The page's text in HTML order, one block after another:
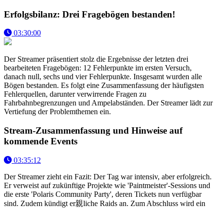
Erfolgsbilanz: Drei Fragebögen bestanden!
03:30:00
Der Streamer präsentiert stolz die Ergebnisse der letzten drei
bearbeiteten Fragebögen: 12 Fehlerpunkte im ersten Versuch,
danach null, sechs und vier Fehlerpunkte. Insgesamt wurden alle
Bögen bestanden. Es folgt eine Zusammenfassung der häufigsten
Fehlerquellen, darunter verwirrende Fragen zu
Fahrbahnbegrenzungen und Ampelabständen. Der Streamer lädt zur
Vertiefung der Problemthemen ein.
Stream-Zusammenfassung und Hinweise auf
kommende Events
03:35:12
Der Streamer zieht ein Fazit: Der Tag war intensiv, aber erfolgreich.
Er verweist auf zukünftige Projekte wie 'Paintmeister'-Sessions und
die erste 'Polaris Community Party', deren Tickets nun verfügbar
sind. Zudem kündigt er親liche Raids an. Zum Abschluss wird ein